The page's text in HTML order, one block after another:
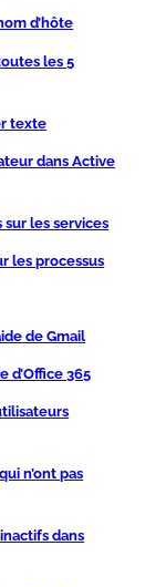
d’hôte
les 5
texte
dans Active
les services
les processus
de Gmail
d’Office 365
n’ont pas
dans